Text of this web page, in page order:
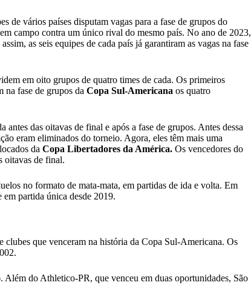
de vários países disputam vagas para a fase de grupos do
campo contra um único rival do mesmo país. No ano de 2023,
as seis equipes de cada país já garantiram as vagas na fase
em oito grupos de quatro times de cada. Os primeiros
na fase de grupos da Copa Sul-Americana os quatro
antes das oitavas de final e após a fase de grupos. Antes dessa
eram eliminados do torneio. Agora, eles têm mais uma
da Copa Libertadores da América. Os vencedores do
oitavas de final.
no formato de mata-mata, em partidas de ida e volta. Em
em partida única desde 2019.
que venceram na história da Copa Sul-Americana. Os
do Athletico-PR, que venceu em duas oportunidades, São